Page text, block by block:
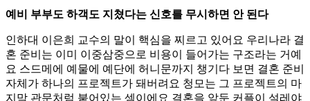
예비 부부도 하객도 지쳤다는 신호를 무시하면 안 된다
인하대 이은희 교수의 말이 핵심을 찌르고 있어요 우리나라 결
혼 준비는 이미 이중삼중으로 비용이 들어가는 구조라는 거예
요 스드메에 예물에 예단에 허니문까지 챙기다 보면 결혼 준비
자체가 하나의 프로젝트가 돼버려요 청모는 그 프로젝트의 마
지막 관문처럼 붙어있는 셈이에요 결혼을 앞둔 커플이 설레야